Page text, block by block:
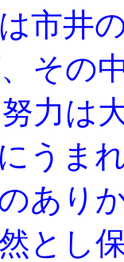
市井
その
力は
にう
あり
とし